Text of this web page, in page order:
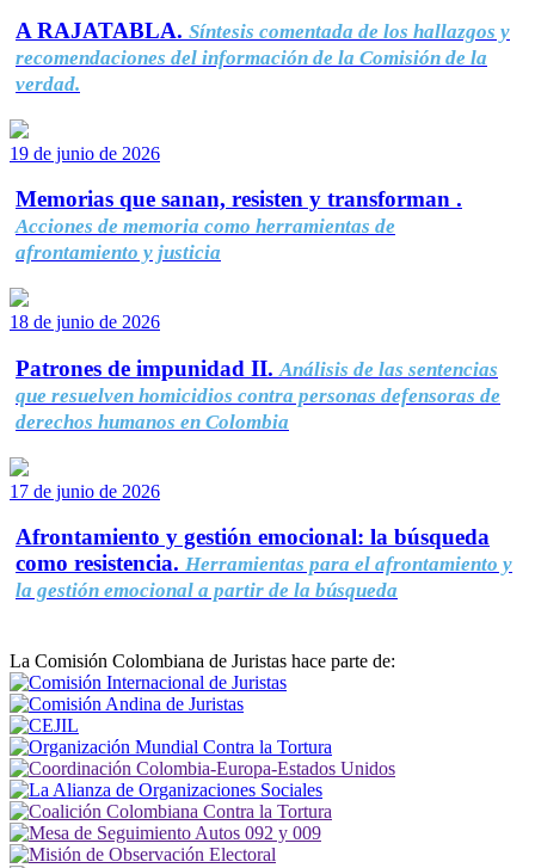
A RAJATABLA. Síntesis comentada de los hallazgos y
recomendaciones del información de la Comisión de la
verdad.
19 de junio de 2026
Memorias que sanan, resisten y transforman .
Acciones de memoria como herramientas de
afrontamiento y justicia
18 de junio de 2026
Patrones de impunidad II. Análisis de las sentencias
que resuelven homicidios contra personas defensoras de
derechos humanos en Colombia
17 de junio de 2026
Afrontamiento y gestión emocional: la búsqueda
como resistencia. Herramientas para el afrontamiento y
la gestión emocional a partir de la búsqueda
La Comisión Colombiana de Juristas hace parte de: